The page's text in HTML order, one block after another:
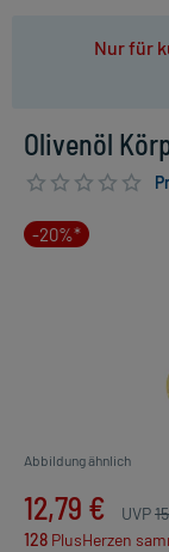
Nur für
Olivenöl
-20%*
Abbildung ähnlich
12,79 € UVP
128 PlusHerzen